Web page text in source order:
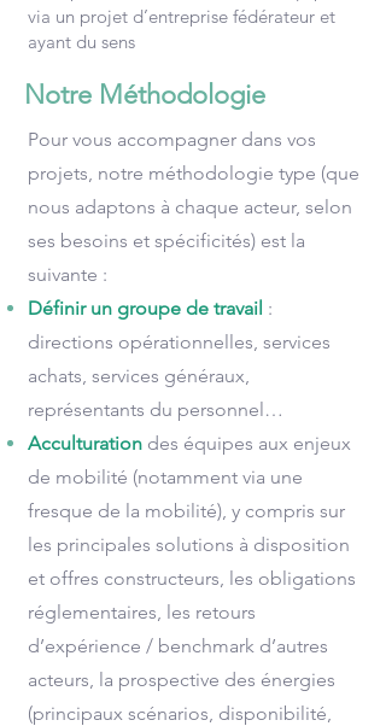
via un projet d’entreprise fédérateur et
ayant du sens
Notre Méthodologie
Pour vous accompagner dans vos
projets, notre méthodologie type (que
nous adaptons à chaque acteur, selon
ses besoins et spécificités) est la
suivante :
Définir un groupe de travail :
directions opérationnelles, services
achats, services généraux,
représentants du personnel…
Acculturation des équipes aux enjeux
de mobilité (notamment via une
fresque de la mobilité), y compris sur
les principales solutions à disposition
et offres constructeurs, les obligations
réglementaires, les retours
d’expérience / benchmark d’autres
acteurs, la prospective des énergies
(principaux scénarios, disponibilité,